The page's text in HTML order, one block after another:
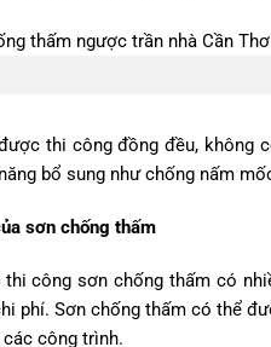
thi công đồng đều, không
bổ sung như chống nấm
sơn chống thấm
thi công sơn chống thấm có
phí. Sơn chống thấm có thể
các công trình.